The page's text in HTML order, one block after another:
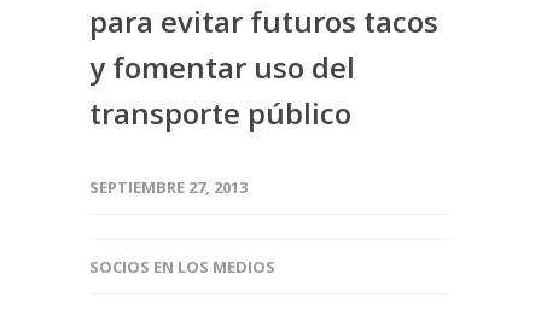
para evitar futuros tacos
y fomentar uso del
transporte público
SEPTIEMBRE 27, 2013
SOCIOS EN LOS MEDIOS